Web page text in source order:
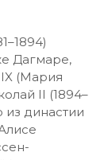
Дагмаре,
(Мария
II (1894–
из династии